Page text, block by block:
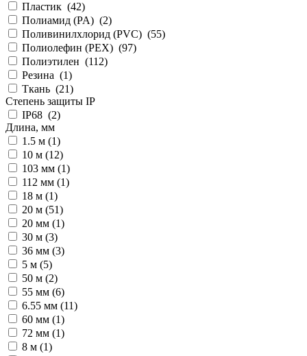
Пластик (42)
Полиамид (PA) (2)
Поливинилхлорид (PVC) (55)
Полиолефин (PEX) (97)
Полиэтилен (112)
Резина (1)
Ткань (21)
Степень защиты IP
IP68 (2)
Длина, мм
1.5 м (1)
10 м (12)
103 мм (1)
112 мм (1)
18 м (1)
20 м (51)
20 мм (1)
30 м (3)
36 мм (3)
5 м (5)
50 м (2)
55 мм (6)
6.55 мм (11)
60 мм (1)
72 мм (1)
8 м (1)